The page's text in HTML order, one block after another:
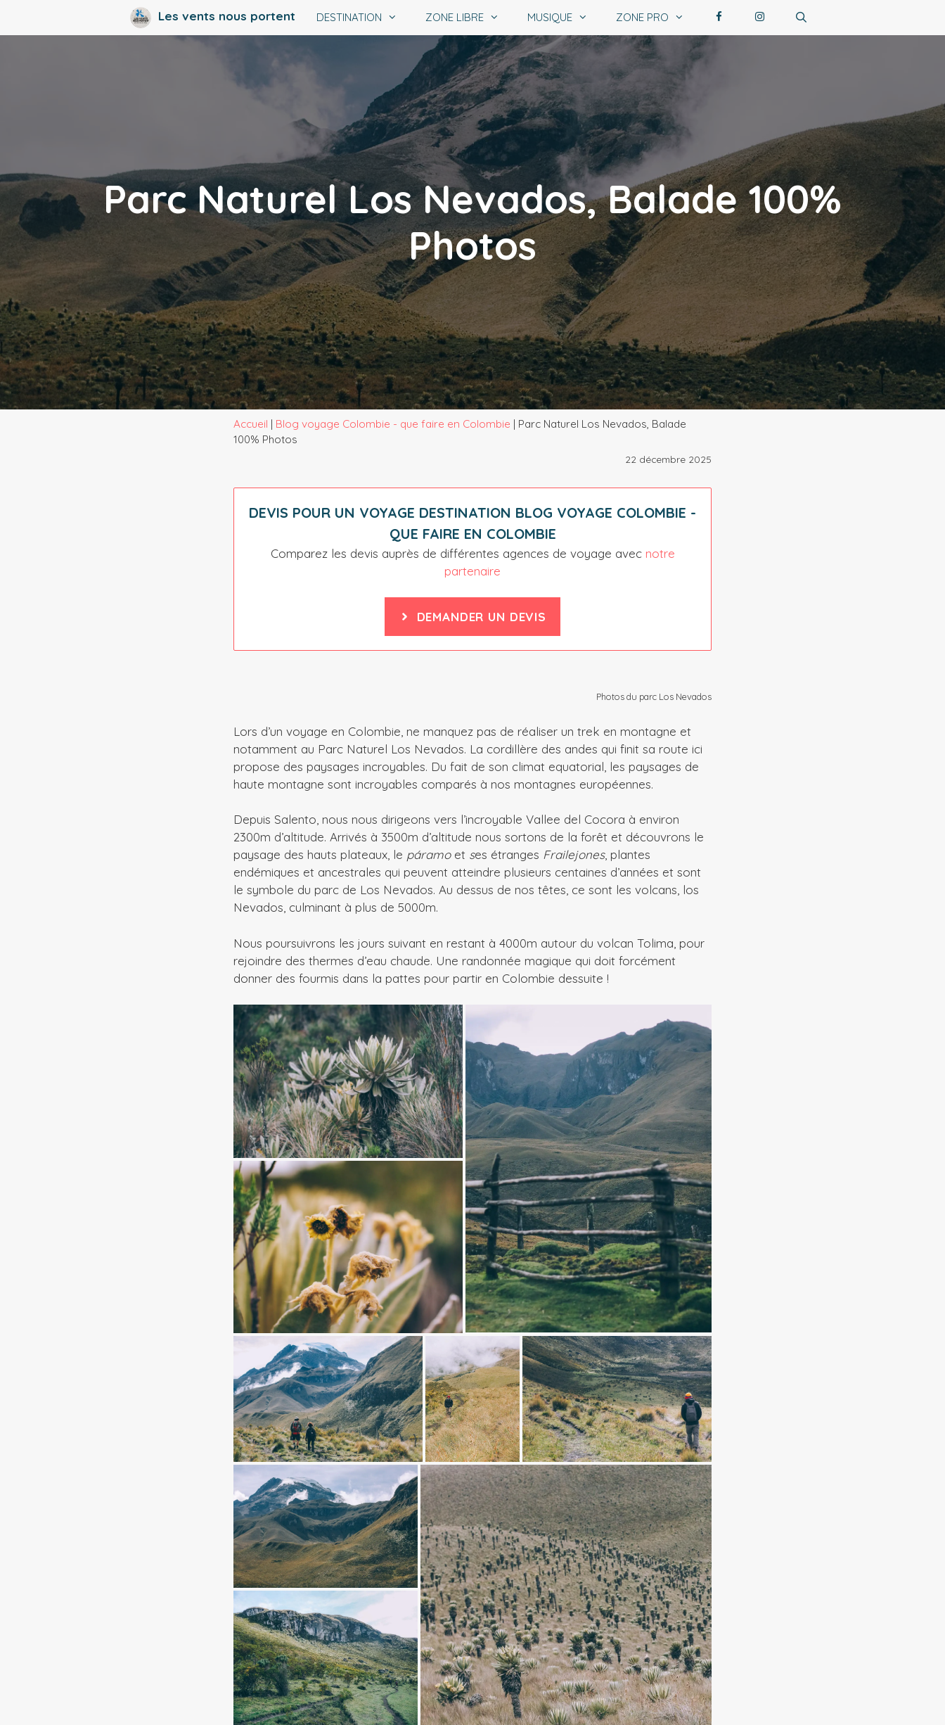
Les vents nous portent DESTINATION ZONE LIBRE MUSIQUE ZONE PRO
Parc Naturel Los Nevados, Balade 100%
Photos
Accueil | Blog voyage Colombie - que faire en Colombie | Parc Naturel Los Nevados, Balade
100% Photos
22 décembre 2025
DEVIS POUR UN VOYAGE DESTINATION BLOG VOYAGE COLOMBIE -
QUE FAIRE EN COLOMBIE
Comparez les devis auprès de différentes agences de voyage avec notre
partenaire
DEMANDER UN DEVIS
Photos du parc Los Nevados
Lors d’un voyage en Colombie, ne manquez pas de réaliser un trek en montagne et
notamment au Parc Naturel Los Nevados. La cordillère des andes qui finit sa route ici
propose des paysages incroyables. Du fait de son climat equatorial, les paysages de
haute montagne sont incroyables comparés à nos montagnes européennes.
Depuis Salento, nous nous dirigeons vers l’incroyable Vallee del Cocora à environ
2300m d’altitude. Arrivés à 3500m d’altitude nous sortons de la forêt et découvrons le
paysage des hauts plateaux, le páramoet ses étranges Frailejones, plantes
endémiques et ancestrales qui peuvent atteindre plusieurs centaines d’années et sont
le symbole du parc de Los Nevados. Au dessus de nos têtes, ce sont les volcans, los
Nevados, culminant à plus de 5000m.
Nous poursuivrons les jours suivant en restant à 4000m autour du volcan Tolima, pour
rejoindre des thermes d’eau chaude. Une randonnée magique qui doit forcément
donner des fourmis dans la pattes pour partir en Colombie dessuite !